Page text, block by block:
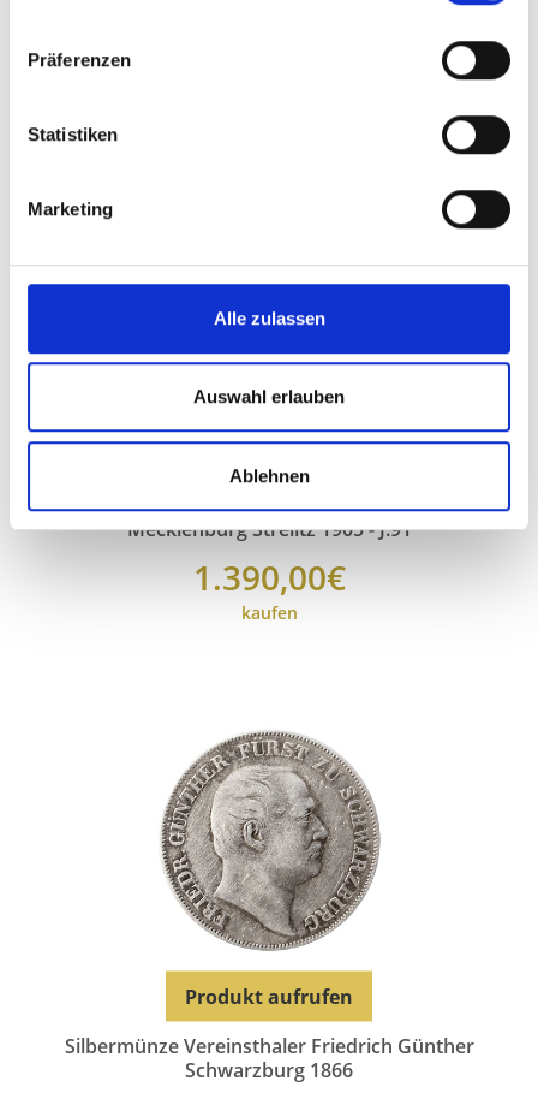
Präferenzen
Statistiken
Marketing
Alle zulassen
Auswahl erlauben
Ablehnen
2 Mark Silbermünze Adolf Friedrich V.
Mecklenburg Strelitz 1905 - J.91
1.390,00€
kaufen
Silbermünze Vereinsthaler Friedrich Günther
Schwarzburg 1866
Produkt aufrufen